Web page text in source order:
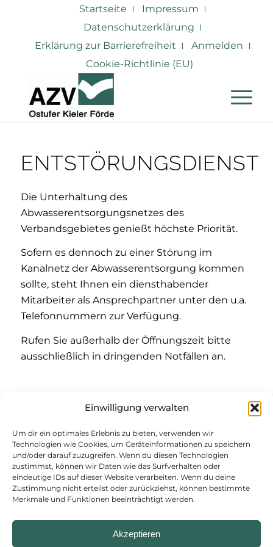
Einwilligung verwalten
Um dir ein optimales Erlebnis zu bieten, verwenden wir
Technologien wie Cookies, um Geräteinformationen zu speichern
und/oder darauf zuzugreifen. Wenn du diesen Technologien
zustimmst, können wir Daten wie das Surfverhalten oder
eindeutige IDs auf dieser Website verarbeiten. Wenn du deine
Zustimmung nicht erteilst oder zurückziehst, können bestimmte
Merkmale und Funktionen beeinträchtigt werden.
Akzeptieren
Startseite
Impressum
Datenschutzerklärung
Erklärung zur Barrierefreiheit
Anmelden
Cookie-Richtlinie (EU)
ENTSTÖRUNGSDIENST
Die Unterhaltung des
Abwasserentsorgungsnetzes des
Verbandsgebietes genießt höchste Priorität.
Sofern es dennoch zu einer Störung im
Kanalnetz der Abwasserentsorgung kommen
sollte, steht Ihnen ein diensthabender
Mitarbeiter als Ansprechpartner unter den u.a.
Telefonnummern zur Verfügung.
Rufen Sie außerhalb der Öffnungszeit bitte
ausschließlich in dringenden Notfällen an.
Während der telefonischen Erreichbarkeit
Sie erreichen uns unter
04348 / 20 102 -00 (Zentrale)
Außerhalb der telefonischen Erreichbarkeit
Wählen Sie bitte die
0171-68 64 152